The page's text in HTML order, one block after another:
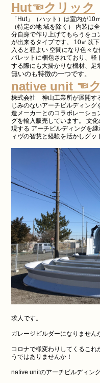
Hut☜クリック
「Hut」（ハット）は室内が10
（特定の地 域を除く） 内装は
分自身で作り上げてもらうをコ
が出来るタイプです。 10㎡以
入ると程よい 空間になり色々
パレットに梱包されており、軽
する際にも大掛かりな機材、足
無いのも特徴の一つです。
native unit ☜
株式会社 神山工業所が展開す
じみのないアーチビルディン
造メーカーとのコラボレーショ
グを輸入販売しています。 文
現する アーチビルディングを
ィヴの智慧と経験を活かしグッ
求人です。
ガレージビルダーになりません
コロナで様変わりしてくるこ
うではありませんか！
native unitのアーチビルディン